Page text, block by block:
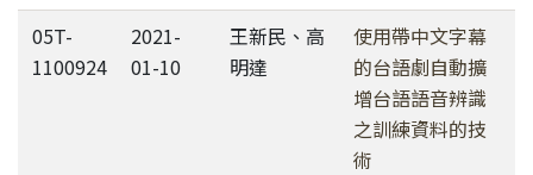
05T-
1100924
2021-
01-10
王新民、高
明達
使用帶中文字幕
的台語劇自動擴
增台語語音辨識
之訓練資料的技
術